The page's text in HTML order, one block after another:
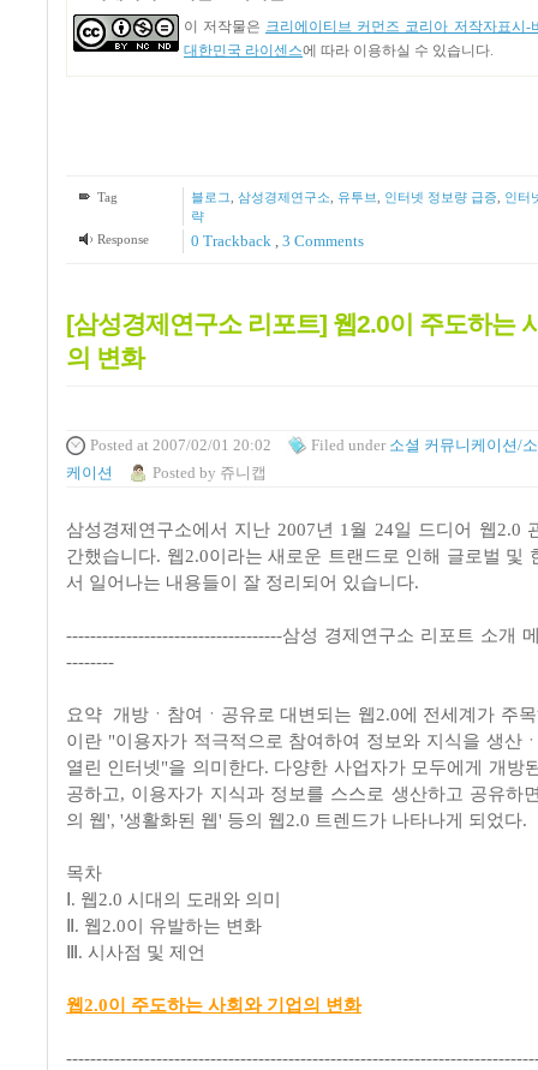
이 저작물은 크리에이티브 커먼즈 코리아 저작자표시-
대한민국 라이센스에 따라 이용하실 수 있습니다.
Tag 블로그 삼성경제연구소 유투브 인터넷 정보량 급증
인터
략
Response
0 Trackback 3 Comments
[삼성경제연구소 리포트] 웹2.0이 주도하는
의 변화
Posted at 2007/02/01 20:02 Filed under 소셜 커뮤니케이션/
케이션
Posted by 쥬니캡
삼성경제연구소에서 지난 2007년 1월 24일 드디어 웹2.0
간했습니다. 웹2.0이라는 새로운 트랜드로 인해 글로벌 및
서 일어나는 내용들이 잘 정리되어 있습니다.
------------------------------------삼성 경제연구소 리포트 소개
--------
요약 개방ㆍ참여ㆍ공유로 대변되는 웹2.0에 전세계가 주
이란 "이용자가 적극적으로 참여하여 정보와 지식을 생산
열린 인터넷"을 의미한다. 다양한 사업자가 모두에게 개방
공하고, 이용자가 지식과 정보를 스스로 생산하고 공유하
의 웹', '생활화된 웹' 등의 웹2.0 트렌드가 나타나게 되었다.
목차
Ⅰ. 웹2.0 시대의 도래와 의미
Ⅱ. 웹2.0이 유발하는 변화
Ⅲ. 시사점 및 제언
웹2.0이 주도하는 사회와 기업의 변화